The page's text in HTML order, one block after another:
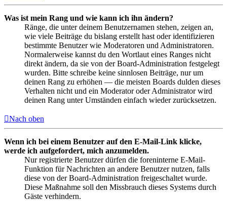
Was ist mein Rang und wie kann ich ihn ändern?
Ränge, die unter deinem Benutzernamen stehen, zeigen an,
wie viele Beiträge du bislang erstellt hast oder identifizieren
bestimmte Benutzer wie Moderatoren und Administratoren.
Normalerweise kannst du den Wortlaut eines Ranges nicht
direkt ändern, da sie von der Board-Administration festgelegt
wurden. Bitte schreibe keine sinnlosen Beiträge, nur um
deinen Rang zu erhöhen — die meisten Boards dulden dieses
Verhalten nicht und ein Moderator oder Administrator wird
deinen Rang unter Umständen einfach wieder zurücksetzen.
Nach oben
Wenn ich bei einem Benutzer auf den E-Mail-Link klicke,
werde ich aufgefordert, mich anzumelden.
Nur registrierte Benutzer dürfen die foreninterne E-Mail-
Funktion für Nachrichten an andere Benutzer nutzen, falls
diese von der Board-Administration freigeschaltet wurde.
Diese Maßnahme soll den Missbrauch dieses Systems durch
Gäste verhindern.